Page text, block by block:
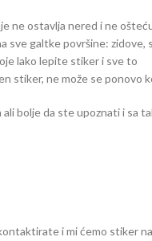
ne ostavlja nered i ne
sve galtke površine: zidove,
lako lepite stiker i sve to
stiker, ne može se ponovo
bolje da ste upoznati i sa
i mi ćemo stiker